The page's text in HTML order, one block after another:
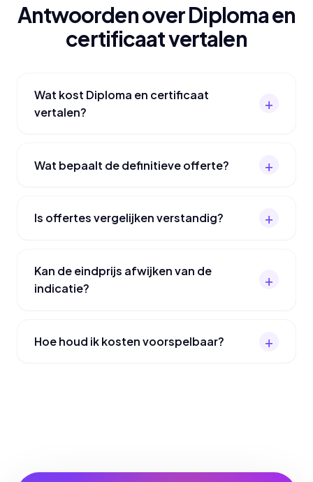
Antwoorden over Diploma en
certificaat vertalen
Wat kost Diploma en certificaat
vertalen?
Wat bepaalt de definitieve offerte?
Is offertes vergelijken verstandig?
Kan de eindprijs afwijken van de
indicatie?
Hoe houd ik kosten voorspelbaar?